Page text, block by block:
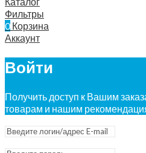
Фильтры
0 Корзина
Аккаунт
Войти
Получить доступ к Вашим
товарам и нашим